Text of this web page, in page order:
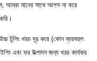
আমরা মানের সাথে আপস না করে
টুলিং খরচ দূর করে (কোন ব্যয়বহুল
এবং ভর উত্পাদন জন্য খরচ কার্যকর